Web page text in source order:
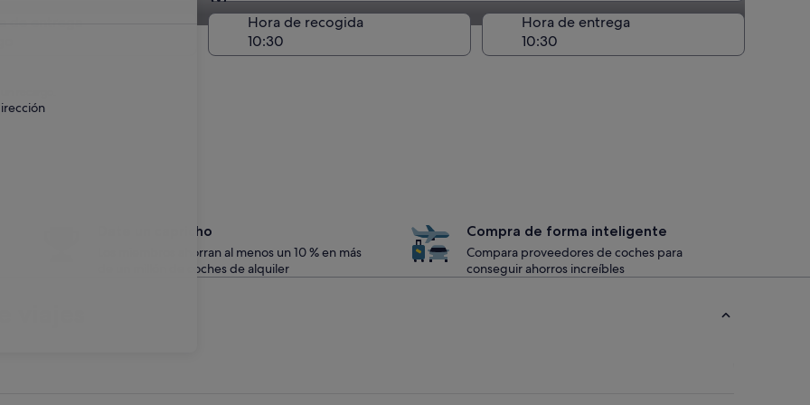
Entrega en el lugar de recogida
Hora de recogida Hora de entrega
recargo.
Date un capricho
Los miembros ahorran al menos un 10 % en más
de un millón de coches de alquiler
Compra de forma inteligente
Compara proveedores de coches para
conseguir ahorros increíbles